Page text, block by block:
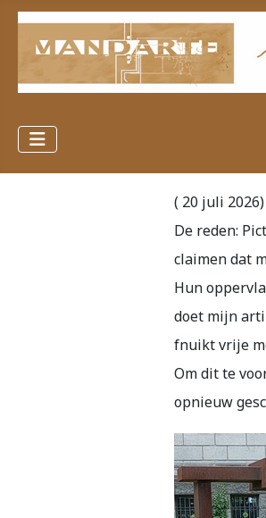
( 20 juli
De reden:
claimen dat
Hun
doet mijn
fnuikt vrije
Om dit te
opnieuw